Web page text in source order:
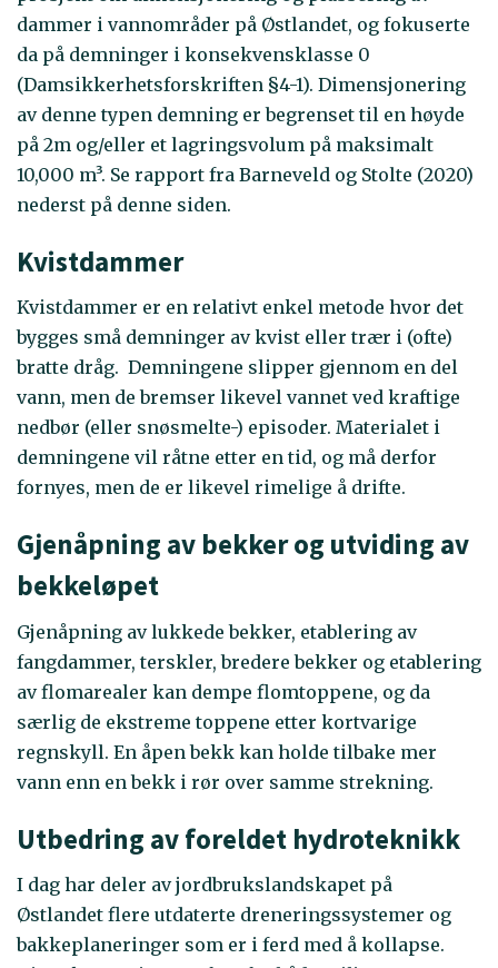
dammer i vannområder på Østlandet, og fokuserte
da på demninger i konsekvensklasse 0
(Damsikkerhetsforskriften §4-1). Dimensjonering
av denne typen demning er begrenset til en høyde
på 2m og/eller et lagringsvolum på maksimalt
10,000 m³. Se rapport fra Barneveld og Stolte (2020)
nederst på denne siden.
Kvistdammer
Kvistdammer er en relativt enkel metode hvor det
bygges små demninger av kvist eller trær i (ofte)
bratte dråg. Demningene slipper gjennom en del
vann, men de bremser likevel vannet ved kraftige
nedbør (eller snøsmelte-) episoder. Materialet i
demningene vil råtne etter en tid, og må derfor
fornyes, men de er likevel rimelige å drifte.
Gjenåpning av bekker og utviding av
bekkeløpet
Gjenåpning av lukkede bekker, etablering av
fangdammer, terskler, bredere bekker og etablering
av flomarealer kan dempe flomtoppene, og da
særlig de ekstreme toppene etter kortvarige
regnskyll. En åpen bekk kan holde tilbake mer
vann enn en bekk i rør over samme strekning.
Utbedring av foreldet hydroteknikk
I dag har deler av jordbrukslandskapet på
Østlandet flere utdaterte dreneringssystemer og
bakkeplaneringer som er i ferd med å kollapse.